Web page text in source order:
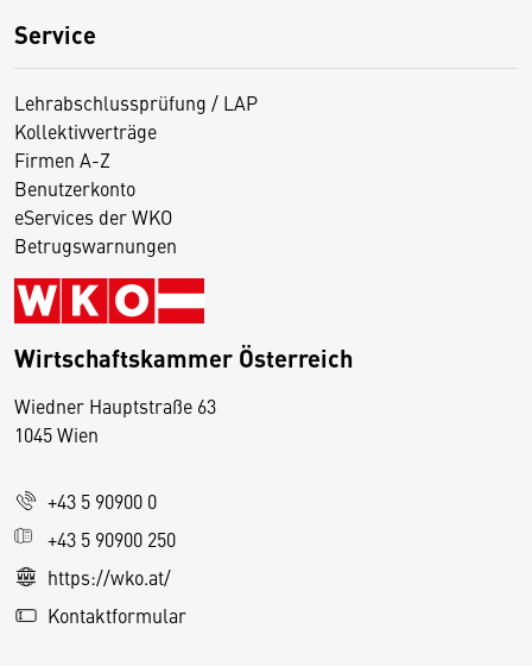
Service
Lehrabschlussprüfung / LAP
Kollektivverträge
Firmen A-Z
Benutzerkonto
eServices der WKO
Betrugswarnungen
Wirtschaftskammer Österreich
Wiedner Hauptstraße 63
1045 Wien
+43 5 90900 0
+43 5 90900 250
https://wko.at/
Kontaktformular
D
s
e
S
e